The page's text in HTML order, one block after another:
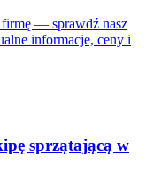
firmę — sprawdź nasz
informacje, ceny i
sprzątającą w